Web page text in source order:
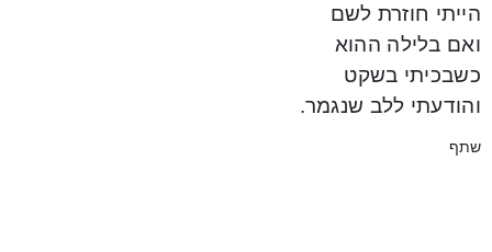
הייתי חוזרת לשם
ואם בלילה ההוא
כשבכיתי בשקט
והודעתי ללב שנגמר.
שתף